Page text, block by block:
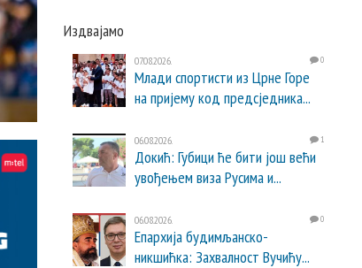
Издвајамо
07.08.2026. 0
Млади спортисти из Црне Горе
на пријему код предсједника...
06.08.2026. 1
Докић: Губици ће бити још већи
увођењем виза Русима и...
06.08.2026. 0
Епархија будимљанско-
никшићка: Захвалност Вучићу...